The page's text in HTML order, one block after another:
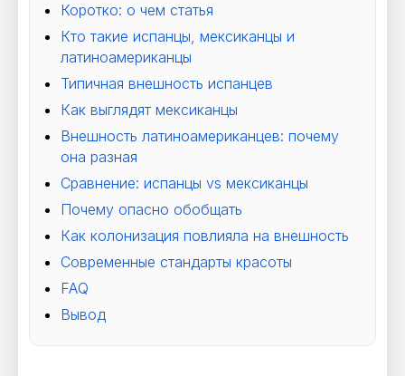
Коротко: о чем статья
Кто такие испанцы, мексиканцы и
латиноамериканцы
Типичная внешность испанцев
Как выглядят мексиканцы
Внешность латиноамериканцев: почему
она разная
Сравнение: испанцы vs мексиканцы
Почему опасно обобщать
Как колонизация повлияла на внешность
Современные стандарты красоты
FAQ
Вывод